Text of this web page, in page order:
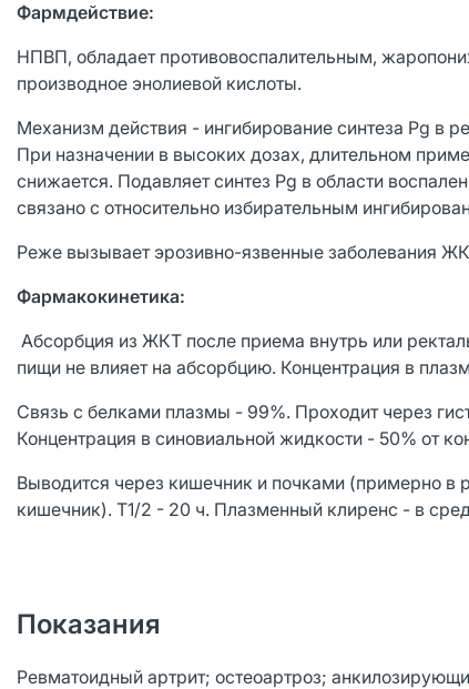
Фармдействие:
НПВП, обладает противовоспалительным,
производное энолиевой кислоты.
Механизм действия - ингибирование синтеза Pg в
При назначении в высоких дозах, длительном
снижается. Подавляет синтез Pg в области
связано с относительно избирательным
Реже вызывает эрозивно-язвенные заболевания
Фармакокинетика:
Абсорбция из ЖКТ после приема внутрь или
пищи не влияет на абсорбцию. Концентрация в
Связь с белками плазмы - 99%. Проходит через
Концентрация в синовиальной жидкости - 50% от
Выводится через кишечник и почками (примерно в
кишечник). T1/2 - 20 ч. Плазменный клиренс - в
Показания
Ревматоидный артрит; остеоартроз;